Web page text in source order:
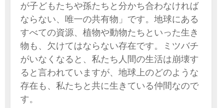
が子どもたちや孫たちと分かち合わなければ
ならない、唯一の共有物」です。地球にある
すべての資源、植物や動物たちといった生き
物も、欠けてはならない存在です。ミツバチ
がいなくなると、私たち人間の生活は崩壊す
ると言われていますが、地球上のどのような
存在も、私たちと共に生きている仲間なので
す。